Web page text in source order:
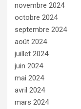
novembre 2024
octobre 2024
septembre 2024
août 2024
juillet 2024
juin 2024
mai 2024
avril 2024
mars 2024